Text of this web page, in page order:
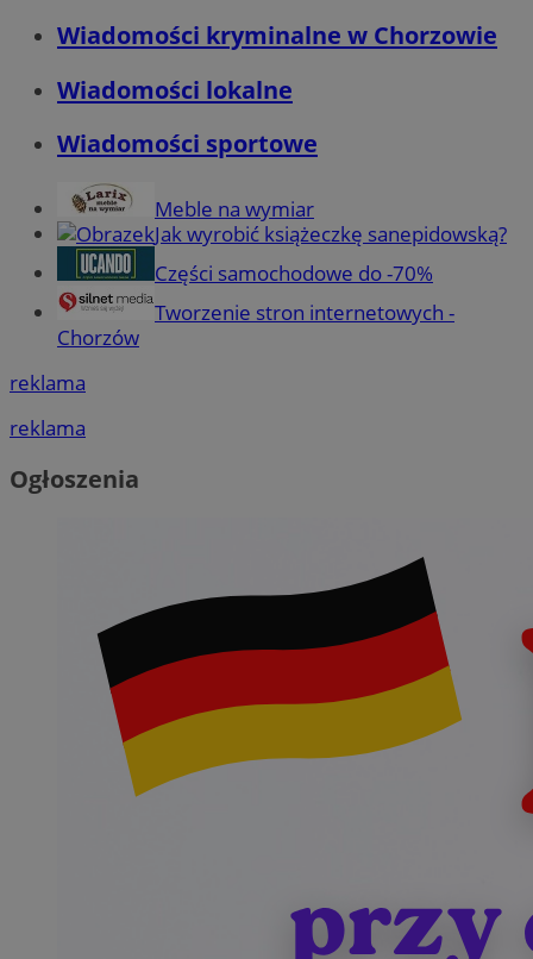
Wiadomości kryminalne w Chorzowie
Wiadomości lokalne
Wiadomości sportowe
Meble na wymiar
Jak wyrobić książeczkę sanepidowską?
Części samochodowe do -70%
Tworzenie stron internetowych -
Chorzów
reklama
reklama
Ogłoszenia